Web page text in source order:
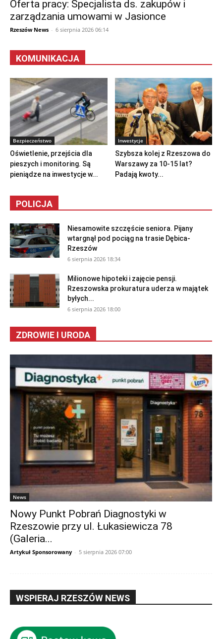
Oferta pracy: Specjalista ds. zakupów i
zarządzania umowami w Jasionce
Rzeszów News - 6 sierpnia 2026 06:14
KOMUNIKACJA
Bezpieczeństwo
Oświetlenie, przejścia dla
pieszych i monitoring. Są
pieniądze na inwestycje w...
Inwestycje
Szybsza kolej z Rzeszowa do
Warszawy za 10-15 lat?
Padają kwoty...
POLICJA
Niesamowite szczęście seniora. Pijany
wtargnął pod pociąg na trasie Dębica-
Rzeszów
6 sierpnia 2026 18:34
Milionowe hipoteki i zajęcie pensji.
Rzeszowska prokuratura uderza w majątek
byłych...
6 sierpnia 2026 18:00
ZDROWIE I URODA
News
Nowy Punkt Pobrań Diagnostyki w
Rzeszowie przy ul. Łukasiewicza 78
(Galeria...
Artykuł Sponsorowany - 5 sierpnia 2026 07:00
WSPIERAJ RZESZÓW NEWS